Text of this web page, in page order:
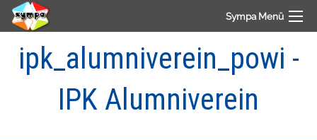
Sympa Menü
ipk_alumniverein_powi -
IPK Alumniverein